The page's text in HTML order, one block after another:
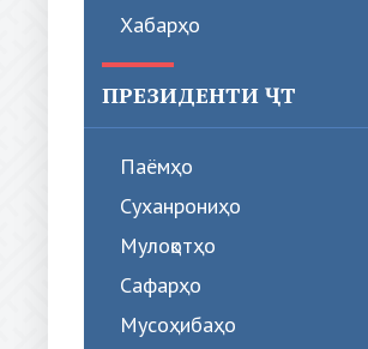
Хабарҳо
ПРЕЗИДЕНТИ ҶТ
Паёмҳо
Суханрониҳо
Мулоқотҳо
Сафарҳо
Мусоҳибаҳо